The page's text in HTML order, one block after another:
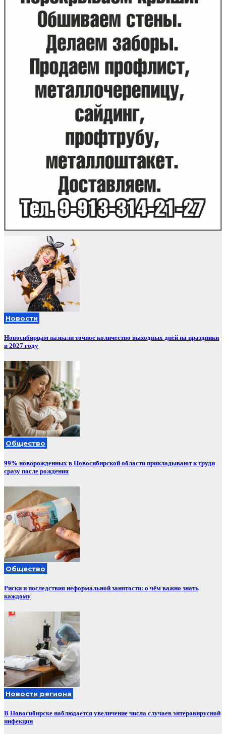
Новости
Новосибирцам назвали точное количество выходных дней на праздники
в 2027 году
Общество
99% новорожденных в Новосибирской области прикладывают к груди
сразу после рождения
Общество
Риски и последствия неформальной занятости: о чём важно знать
каждому
Новости региона
В Новосибирске наблюдается увеличение числа случаев энтеровирусной
инфекции